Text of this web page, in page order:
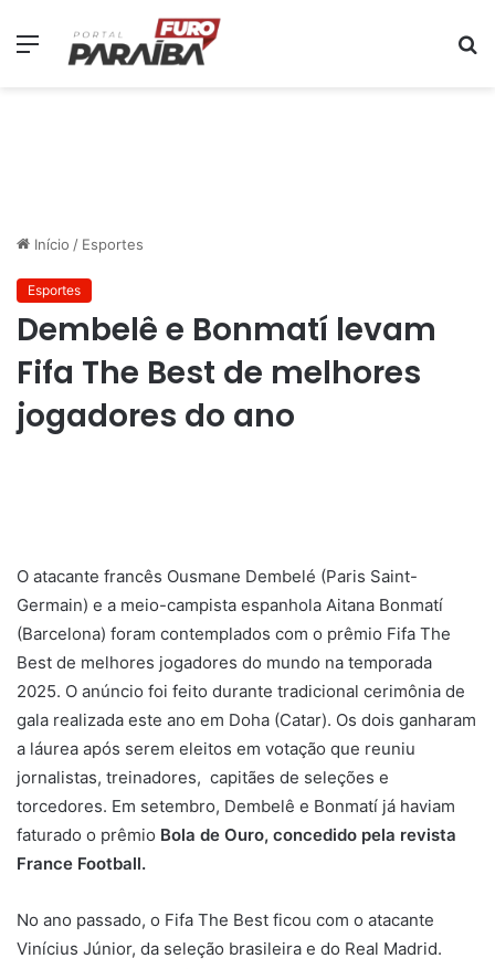
Menu
Início / Esportes
Esportes
Dembelê e Bonmatí levam
Fifa The Best de melhores
jogadores do ano
O atacante francês Ousmane Dembelé (Paris Saint-
Germain) e a meio-campista espanhola Aitana Bonmatí
(Barcelona) foram contemplados com o prêmio Fifa The
Best de melhores jogadores do mundo na temporada
2025. O anúncio foi feito durante tradicional cerimônia de
gala realizada este ano em Doha (Catar). Os dois ganharam
a láurea após serem eleitos em votação que reuniu
jornalistas, treinadores, capitães de seleções e
torcedores. Em setembro, Dembelê e Bonmatí já haviam
faturado o prêmio Bola de Ouro, concedido pela revista
France Football.
No ano passado, o Fifa The Best ficou com o atacante
Vinícius Júnior, da seleção brasileira e do Real Madrid.